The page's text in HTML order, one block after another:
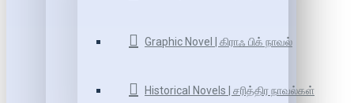
Graphic Novel | கிராஃ பிக் நாவல்
Historical Novels | சரித்திர நாவல்கள்